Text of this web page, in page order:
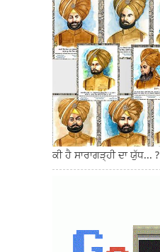
ਕੀ ਹੈ ਸਾਰਾਗੜ੍ਹੀ ਦਾ ਯੁੱਧ... ?